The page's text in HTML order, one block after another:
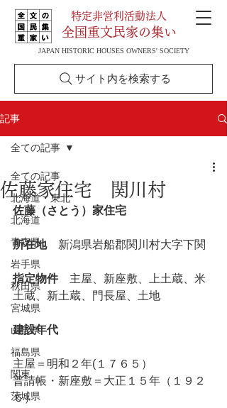
特定非営利活動法人
全国重文民家の集い
JAPAN HISTORIC HOUSES OWNERS' SOCIETY
サイト内を検索する
記事
全ての記事
北海道・東北
北海道
青森県
岩手県
秋田県
宮城県
山形県
福島県
関東
茨城県
全ての記事
佐藤家住宅 関川村
佐藤（さとう）家住宅
所在地 新潟県岩船郡関川村大字下関
指定物件 主屋、新座敷、上土蔵、米
土蔵、新土蔵、門長屋、土地
建設年代
主屋＝明和２年(１７６５）
普請帳・新座敷＝大正１５年（１９２
６）